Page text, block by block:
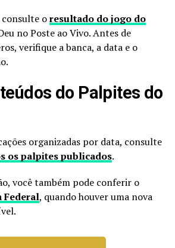
consulte oresultado do jogo do
no Poste ao Vivo. Antes de
verifique a banca, a data e o
do Palpites do
organizadas por data, consulte
os palpites publicados.
você também pode conferir o
Federal, quando houver uma nova